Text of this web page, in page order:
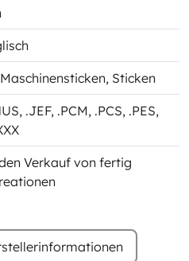
, Sticken
, .JEF, .PCM, .PCS, .PES,
Verkauf von fertig